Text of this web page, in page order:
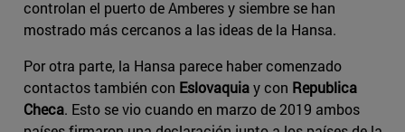
controlan el puerto de Amberes y siembre se han
mostrado más cercanos a las ideas de la Hansa.
Por otra parte, la Hansa parece haber comenzado
contactos también con Eslovaquiay con Republica
Checa. Esto se vio cuando en marzo de 2019 ambos